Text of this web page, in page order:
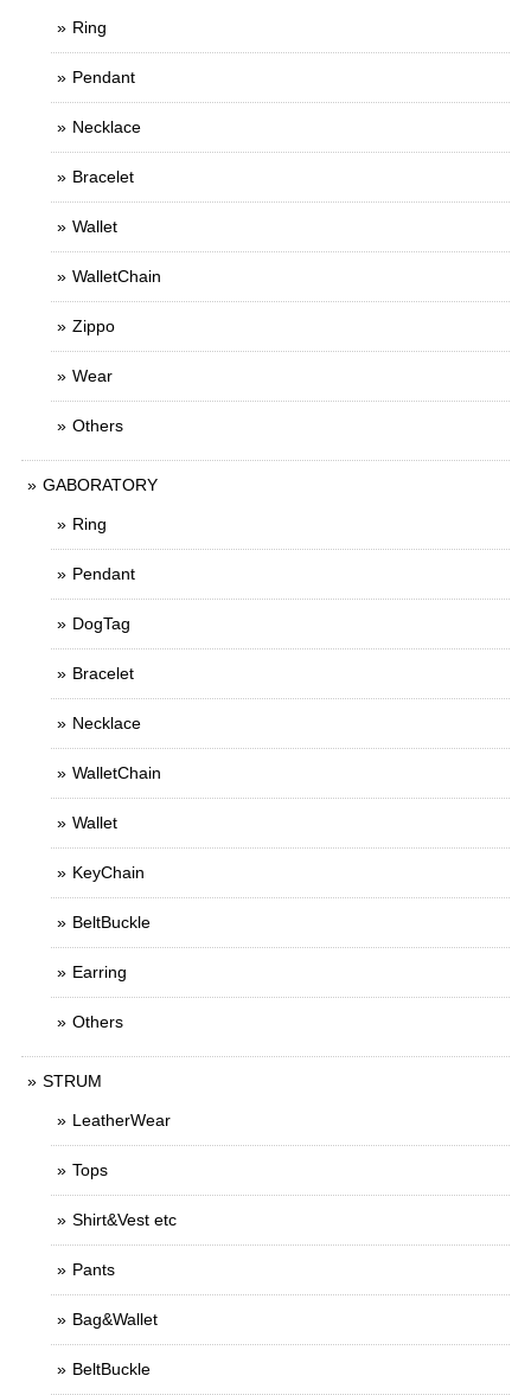
Ring
Pendant
Necklace
Bracelet
Wallet
WalletChain
Zippo
Wear
Others
GABORATORY
Ring
Pendant
DogTag
Bracelet
Necklace
WalletChain
Wallet
KeyChain
BeltBuckle
Earring
Others
STRUM
LeatherWear
Tops
Shirt&Vest etc
Pants
Bag&Wallet
BeltBuckle